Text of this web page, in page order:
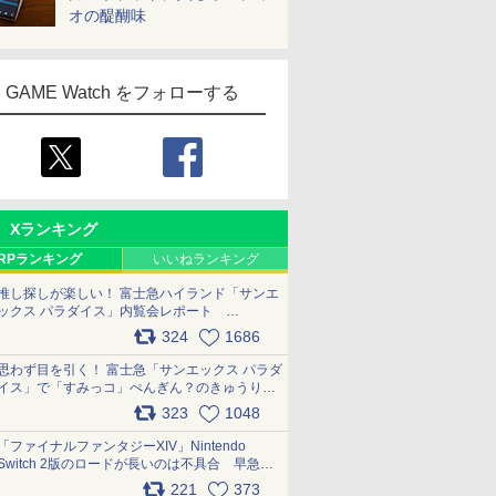
オの醍醐味
GAME Watch をフォローする
Xランキング
ランキング いいねランキング
し探しが楽しい！ 富士急ハイランド「サンエ
クス パラダイス」内覧会レポート
324 1686
わず目を引く！ 富士急「サンエックス パラダ
ス」で「すみっコ」ぺんぎん？のきゅうりド
グを食べてみた イラストそのままのメニュ
化に挑戦。これが意外にもおいしい
Kgl04hZaeg
323 1048
ファイナルファンタジーXIV」Nintendo
2版のロードが長いのは不具合 早急に
ップデートできるよう対応中221 373